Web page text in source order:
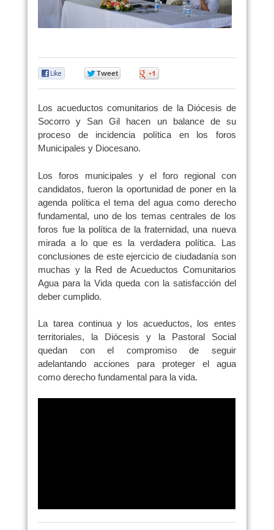
Los acueductos comunitarios de la Diócesis de
Socorro y San Gil hacen un balance de su
proceso de incidencia política en los foros
Municipales y Diocesano.
Los foros municipales y el foro regional con
candidatos, fueron la oportunidad de poner en la
agenda política el tema del agua como derecho
fundamental, uno de los temas centrales de los
foros fue la política de la fraternidad, una nueva
mirada a lo que es la verdadera política. Las
conclusiones de este ejercicio de ciudadanía son
muchas y la Red de Acueductos Comunitarios
Agua para la Vida queda con la satisfacción del
deber cumplido.
La tarea continua y los acueductos, los entes
territoriales, la Diócesis y la Pastoral Social
quedan con el compromiso de seguir
adelantando acciones para proteger el agua
como derecho fundamental para la vida.